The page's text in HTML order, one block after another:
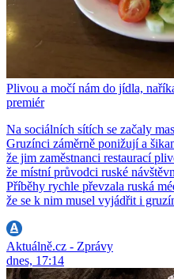
Plivou a močí nám do jídla,
premiér
Na sociálních sítích se začaly
Gruzínci záměrně ponižují a
že jim zaměstnanci restaurací
že místní průvodci ruské
Příběhy rychle převzala ruská
že se k nim musel vyjádřit i
Aktuálně.cz - Zprávy
dnes, 17:14